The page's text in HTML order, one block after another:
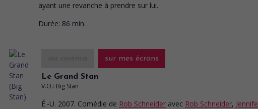
ayant une revanche à prendre sur lui.
Durée: 86 min.
sur mes écrans
Le Grand Stan
V.O.: Big Stan
É.-U. 2007. Comédie de Rob Schneider avec Rob Schneider,